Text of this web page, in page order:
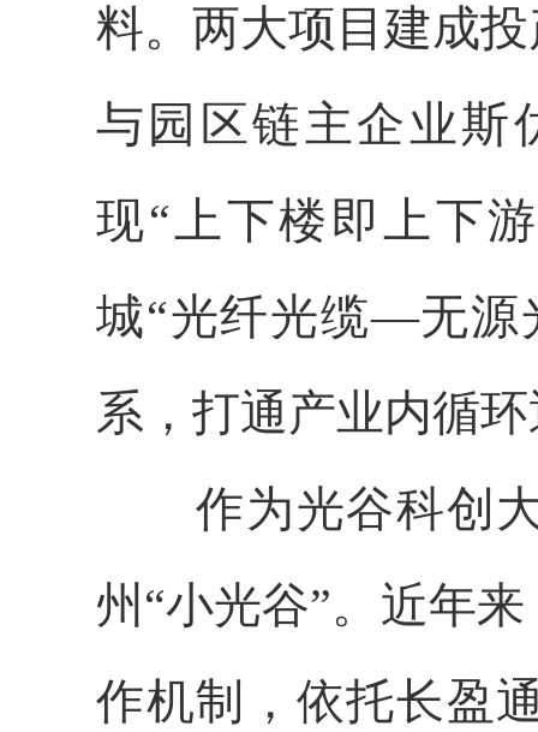
料。两大项目建成
与园区链主企业斯
现“上下楼即上下
城“光纤光缆—无源
系，打通产业内循
作为光谷科创
州“小光谷”。近年
作机制，依托长盈